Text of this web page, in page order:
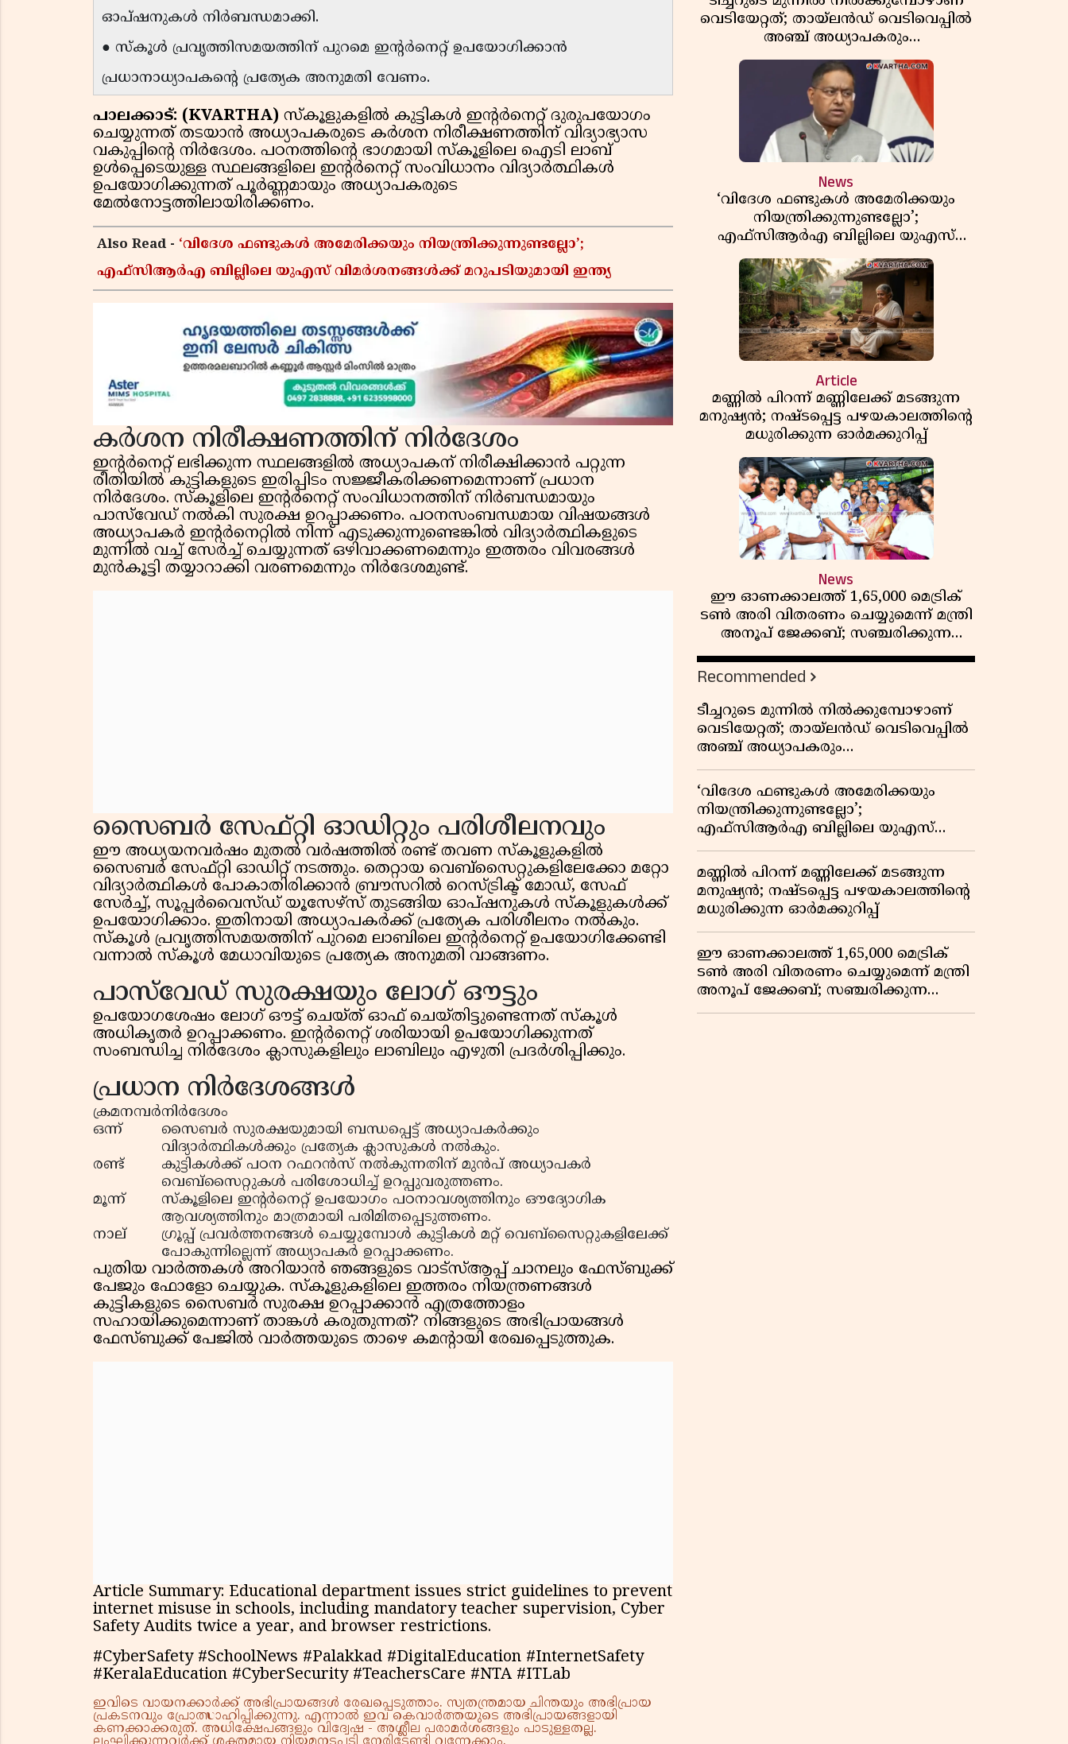
ഓപ്ഷനുകൾ നിർബന്ധമാക്കി.
● സ്കൂൾ പ്രവൃത്തിസമയത്തിന് പുറമെ ഇന്റർനെറ്റ് ഉപയോഗിക്കാൻ
പ്രധാനാധ്യാപകന്റെ പ്രത്യേക അനുമതി വേണം.
പാലക്കാട്: (KVARTHA) സ്കൂളുകളിൽ കുട്ടികൾ ഇന്റർനെറ്റ് ദുരുപയോഗം
ചെയ്യുന്നത് തടയാൻ അധ്യാപകരുടെ കർശന നിരീക്ഷണത്തിന് വിദ്യാഭ്യാസ
വകുപ്പിന്റെ നിർദേശം. പഠനത്തിന്റെ ഭാഗമായി സ്കൂളിലെ ഐടി ലാബ്
ഉൾപ്പെടെയുള്ള സ്ഥലങ്ങളിലെ ഇന്റർനെറ്റ് സംവിധാനം വിദ്യാർത്ഥികൾ
ഉപയോഗിക്കുന്നത് പൂർണ്ണമായും അധ്യാപകരുടെ
മേൽനോട്ടത്തിലായിരിക്കണം.
Also Read - ‘വിദേശ ഫണ്ടുകൾ അമേരിക്കയും നിയന്ത്രിക്കുന്നുണ്ടല്ലോ’;
എഫ്സിആർഎ ബില്ലിലെ യുഎസ് വിമർശനങ്ങൾക്ക് മറുപടിയുമായി ഇന്ത്യ
കർശന നിരീക്ഷണത്തിന് നിർദേശം
ഇന്റർനെറ്റ് ലഭിക്കുന്ന സ്ഥലങ്ങളിൽ അധ്യാപകന് നിരീക്ഷിക്കാൻ പറ്റുന്ന
രീതിയിൽ കുട്ടികളുടെ ഇരിപ്പിടം സജ്ജീകരിക്കണമെന്നാണ് പ്രധാന
നിർദേശം. സ്കൂളിലെ ഇന്റർനെറ്റ് സംവിധാനത്തിന് നിർബന്ധമായും
പാസ്‌വേഡ് നൽകി സുരക്ഷ ഉറപ്പാക്കണം. പഠനസംബന്ധമായ വിഷയങ്ങൾ
അധ്യാപകർ ഇന്റർനെറ്റിൽ നിന്ന് എടുക്കുന്നുണ്ടെങ്കിൽ വിദ്യാർത്ഥികളുടെ
മുന്നിൽ വച്ച് സേർച്ച് ചെയ്യുന്നത് ഒഴിവാക്കണമെന്നും ഇത്തരം വിവരങ്ങൾ
മുൻകൂട്ടി തയ്യാറാക്കി വരണമെന്നും നിർദേശമുണ്ട്.
സൈബർ സേഫ്റ്റി ഓഡിറ്റും പരിശീലനവും
ഈ അധ്യയനവർഷം മുതൽ വർഷത്തിൽ രണ്ട് തവണ സ്കൂളുകളിൽ
സൈബർ സേഫ്റ്റി ഓഡിറ്റ് നടത്തും. തെറ്റായ വെബ്സൈറ്റുകളിലേക്കോ മറ്റോ
വിദ്യാർത്ഥികൾ പോകാതിരിക്കാൻ ബ്രൗസറിൽ റെസ്ട്രിക്ട് മോഡ്, സേഫ്
സേർച്ച്, സൂപ്പർവൈസ്ഡ് യൂസേഴ്സ് തുടങ്ങിയ ഓപ്ഷനുകൾ സ്കൂളുകൾക്ക്
ഉപയോഗിക്കാം. ഇതിനായി അധ്യാപകർക്ക് പ്രത്യേക പരിശീലനം നൽകും.
സ്കൂൾ പ്രവൃത്തിസമയത്തിന് പുറമെ ലാബിലെ ഇന്റർനെറ്റ് ഉപയോഗിക്കേണ്ടി
വന്നാൽ സ്കൂൾ മേധാവിയുടെ പ്രത്യേക അനുമതി വാങ്ങണം.
പാസ്‌വേഡ് സുരക്ഷയും ലോഗ് ഔട്ടും
ഉപയോഗശേഷം ലോഗ് ഔട്ട് ചെയ്ത് ഓഫ് ചെയ്തിട്ടുണ്ടെന്നത് സ്കൂൾ
അധികൃതർ ഉറപ്പാക്കണം. ഇന്റർനെറ്റ് ശരിയായി ഉപയോഗിക്കുന്നത്
സംബന്ധിച്ച നിർദേശം ക്ലാസുകളിലും ലാബിലും എഴുതി പ്രദർശിപ്പിക്കും.
പ്രധാന നിർദേശങ്ങൾ
ക്രമനമ്പർനിർദേശം
ഒന്ന്
സൈബർ സുരക്ഷയുമായി ബന്ധപ്പെട്ട് അധ്യാപകർക്കും
വിദ്യാർത്ഥികൾക്കും പ്രത്യേക ക്ലാസുകൾ നൽകും.
രണ്ട്
കുട്ടികൾക്ക് പഠന റഫറൻസ് നൽകുന്നതിന് മുൻപ് അധ്യാപകർ
വെബ്സൈറ്റുകൾ പരിശോധിച്ച് ഉറപ്പുവരുത്തണം.
മൂന്ന്
സ്കൂളിലെ ഇന്റർനെറ്റ് ഉപയോഗം പഠനാവശ്യത്തിനും ഔദ്യോഗിക
ആവശ്യത്തിനും മാത്രമായി പരിമിതപ്പെടുത്തണം.
നാല്
ഗ്രൂപ്പ് പ്രവർത്തനങ്ങൾ ചെയ്യുമ്പോൾ കുട്ടികൾ മറ്റ് വെബ്സൈറ്റുകളിലേക്ക്
പോകുന്നില്ലെന്ന് അധ്യാപകർ ഉറപ്പാക്കണം.
പുതിയ വാർത്തകൾ അറിയാൻ ഞങ്ങളുടെ വാട്സ്ആപ്പ് ചാനലും ഫേസ്ബുക്ക്
പേജും ഫോളോ ചെയ്യുക. സ്കൂളുകളിലെ ഇത്തരം നിയന്ത്രണങ്ങൾ
കുട്ടികളുടെ സൈബർ സുരക്ഷ ഉറപ്പാക്കാൻ എത്രത്തോളം
സഹായിക്കുമെന്നാണ് താങ്കൾ കരുതുന്നത്? നിങ്ങളുടെ അഭിപ്രായങ്ങൾ
ഫേസ്ബുക്ക് പേജില്‍ വാര്‍ത്തയുടെ താഴെ കമന്റായി രേഖപ്പെടുത്തുക.
Article Summary: Educational department issues strict guidelines to prevent
internet misuse in schools, including mandatory teacher supervision, Cyber
Safety Audits twice a year, and browser restrictions.
#CyberSafety #SchoolNews #Palakkad #DigitalEducation #InternetSafety
#KeralaEducation #CyberSecurity #TeachersCare #NTA #ITLab
ഇവിടെ വായനക്കാർക്ക് അഭിപ്രായങ്ങൾ രേഖപ്പെടുത്താം. സ്വതന്ത്രമായ ചിന്തയും അഭിപ്രായ
പ്രകടനവും പ്രോത്സാഹിപ്പിക്കുന്നു. എന്നാൽ ഇവ കെവാർത്തയുടെ അഭിപ്രായങ്ങളായി
കണക്കാക്കരുത്. അധിക്ഷേപങ്ങളും വിദ്വേഷ - അശ്ലീല പരാമർശങ്ങളും പാടുള്ളതല്ല.
വെടിയേറ്റത്; തായ്‌ലൻഡ് വെടിവെപ്പിൽ
അഞ്ച് അധ്യാപകരും
മുത്തശ്ശീമുത്തശ്ശന്മാരും കൊല്ലപ്പെട്ടു,
മരണസംഖ്യ 7; ഞെട്ടിക്കുന്ന
വെളിപ്പെടുത്തലുകൾ
News
‘വിദേശ ഫണ്ടുകൾ അമേരിക്കയും
നിയന്ത്രിക്കുന്നുണ്ടല്ലോ’;
എഫ്സിആർഎ ബില്ലിലെ യുഎസ്
വിമർശനങ്ങൾക്ക് മറുപടിയുമായി ഇന്ത്യ
Article
മണ്ണിൽ പിറന്ന് മണ്ണിലേക്ക് മടങ്ങുന്ന
മനുഷ്യൻ; നഷ്ടപ്പെട്ട പഴയകാലത്തിൻ്റെ
മധുരിക്കുന്ന ഓർമക്കുറിപ്പ്
News
ഈ ഓണക്കാലത്ത് 1,65,000 മെട്രിക്
ടൺ അരി വിതരണം ചെയ്യുമെന്ന് മന്ത്രി
അനൂപ് ജേക്കബ്; സഞ്ചരിക്കുന്ന
റേഷൻ കടകൾക്ക് തുടക്കം
Recommended
ടീച്ചറുടെ മുന്നിൽ നിൽക്കുമ്പോഴാണ്
വെടിയേറ്റത്; തായ്‌ലൻഡ് വെടിവെപ്പിൽ
അഞ്ച് അധ്യാപകരും
മുത്തശ്ശീമുത്തശ്ശന്മാരും കൊല്ലപ്പെട്ടു,
മരണസംഖ്യ 7; ഞെട്ടിക്കുന്ന
വെളിപ്പെടുത്തലുകൾ
‘വിദേശ ഫണ്ടുകൾ അമേരിക്കയും
നിയന്ത്രിക്കുന്നുണ്ടല്ലോ’;
എഫ്സിആർഎ ബില്ലിലെ യുഎസ്
വിമർശനങ്ങൾക്ക് മറുപടിയുമായി ഇന്ത്യ
മണ്ണിൽ പിറന്ന് മണ്ണിലേക്ക് മടങ്ങുന്ന
മനുഷ്യൻ; നഷ്ടപ്പെട്ട പഴയകാലത്തിൻ്റെ
മധുരിക്കുന്ന ഓർമക്കുറിപ്പ്
ഈ ഓണക്കാലത്ത് 1,65,000 മെട്രിക്
ടൺ അരി വിതരണം ചെയ്യുമെന്ന് മന്ത്രി
അനൂപ് ജേക്കബ്; സഞ്ചരിക്കുന്ന
റേഷൻ കടകൾക്ക് തുടക്കം